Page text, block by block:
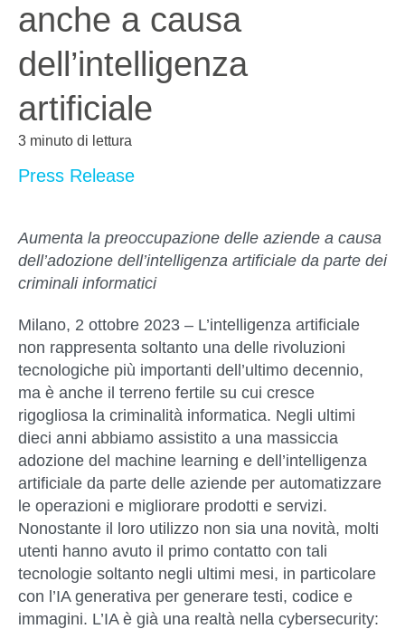
anche a causa
dell’intelligenza
artificiale
3 minuto di lettura
Press Release
Aumenta la preoccupazione delle aziende a causa
dell’adozione dell’intelligenza artificiale da parte dei
criminali informatici
Milano, 2 ottobre 2023 – L’intelligenza artificiale
non rappresenta soltanto una delle rivoluzioni
tecnologiche più importanti dell’ultimo decennio,
ma è anche il terreno fertile su cui cresce
rigogliosa la criminalità informatica. Negli ultimi
dieci anni abbiamo assistito a una massiccia
adozione del machine learning e dell’intelligenza
artificiale da parte delle aziende per automatizzare
le operazioni e migliorare prodotti e servizi.
Nonostante il loro utilizzo non sia una novità, molti
utenti hanno avuto il primo contatto con tali
tecnologie soltanto negli ultimi mesi, in particolare
con l’IA generativa per generare testi, codice e
immagini. L’IA è già una realtà nella cybersecurity: